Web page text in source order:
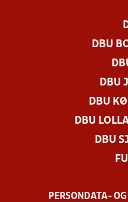
DBU
DBU
DBU
DBU
DBU
PERSONDATA-